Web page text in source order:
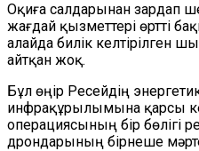
Оқиға салдарынан зардап
жағдай қызметтері өртті
алайда билік келтірілген
айтқан жоқ.
Бұл өңір Ресейдің
инфрақұрылымына қарсы
операциясының бір бөлігі
дрондарының бірнеше